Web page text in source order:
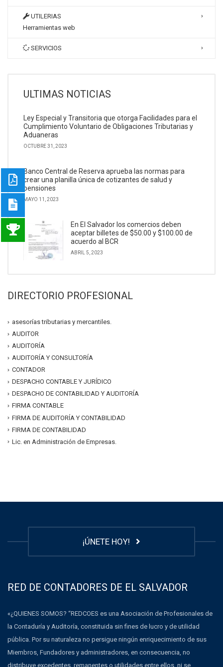
UTILERIAS
Herramientas web
SERVICIOS
ULTIMAS NOTICIAS
Ley Especial y Transitoria que otorga Facilidades para el
Cumplimiento Voluntario de Obligaciones Tributarias y
Aduaneras
OCTUBRE 31, 2023
Banco Central de Reserva aprueba las normas para
crear una planilla única de cotizantes de salud y
pensiones
MAYO 11, 2023
En El Salvador los comercios deben
aceptar billetes de $50.00 y $100.00 de
acuerdo al BCR
ABRIL 5, 2023
DIRECTORIO PROFESIONAL
asesorías tributarias y mercantiles.
AUDITOR
AUDITORÍA
AUDITORÍA Y CONSULTORÍA
CONTADOR
DESPACHO CONTABLE Y JURÍDICO
DESPACHO DE CONTABILIDAD Y AUDITORÍA
FIRMA CONTABLE
FIRMA DE AUDITORÍA Y CONTABILIDAD
FIRMA DE CONTABILIDAD
Lic. en Administración de Empresas.
¡ÚNETE HOY!
RED DE CONTADORES DE EL SALVADOR
«¿QUIENES SOMOS? “REDCOES es una Asociación de Profesionales de
la Contaduría y Auditoría, constituida sin fines de lucro y de utilidad
pública. Por su naturaleza no persigue ningún enriquecimiento de sus
Miembros, Fundadores y administradores, en consecuencia, no
distribuye excedentes, remanentes o utilidades entre ellos, ni se